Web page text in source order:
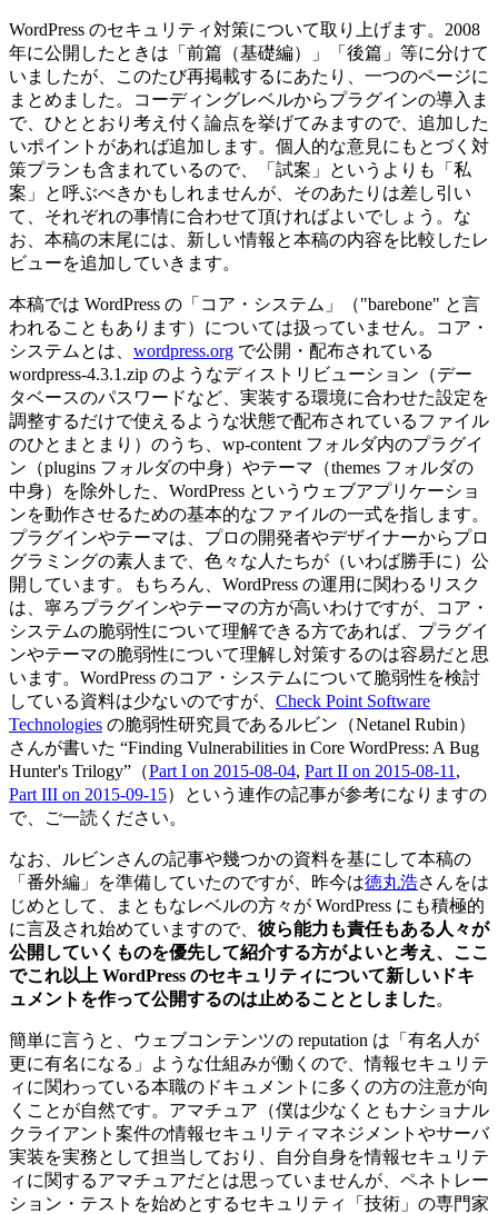
WordPress のセキュリティ対策について取り上げます。2008
年に公開したときは「前篇（基礎編）」「後篇」等に分けて
いましたが、このたび再掲載するにあたり、一つのページに
まとめました。コーディングレベルからプラグインの導入ま
で、ひととおり考え付く論点を挙げてみますので、追加した
いポイントがあれば追加します。個人的な意見にもとづく対
策プランも含まれているので、「試案」というよりも「私
案」と呼ぶべきかもしれませんが、そのあたりは差し引い
て、それぞれの事情に合わせて頂ければよいでしょう。な
お、本稿の末尾には、新しい情報と本稿の内容を比較したレ
ビューを追加していきます。
本稿では WordPress の「コア・システム」（"barebone" と言
われることもあります）については扱っていません。コア・
システムとは、 wordpress.org で公開・配布されている
wordpress-4.3.1.zip のようなディストリビューション（デー
タベースのパスワードなど、実装する環境に合わせた設定を
調整するだけで使えるような状態で配布されているファイル
のひとまとまり）のうち、wp-content フォルダ内のプラグイ
ン（plugins フォルダの中身）やテーマ（themes フォルダの
中身）を除外した、WordPress というウェブアプリケーショ
ンを動作させるための基本的なファイルの一式を指します。
プラグインやテーマは、プロの開発者やデザイナーからプロ
グラミングの素人まで、色々な人たちが（いわば勝手に）公
開しています。もちろん、WordPress の運用に関わるリスク
は、寧ろプラグインやテーマの方が高いわけですが、コア・
システムの脆弱性について理解できる方であれば、プラグイ
ンやテーマの脆弱性について理解し対策するのは容易だと思
います。WordPress のコア・システムについて脆弱性を検討
している資料は少ないのですが、 Check Point Software
Technologies の脆弱性研究員であるルビン（Netanel Rubin）
さんが書いた “Finding Vulnerabilities in Core WordPress: A Bug
Hunter's Trilogy”（Part I on 2015-08-04, Part II on 2015-08-11 ,
Part III on 2015-09-15）という連作の記事が参考になりますの
で、ご一読ください。
なお、ルビンさんの記事や幾つかの資料を基にして本稿の
「番外編」を準備していたのですが、昨今は徳丸浩さんをは
じめとして、まともなレベルの方々が WordPress にも積極的
に言及され始めていますので、 彼ら能力も責任もある人々が
公開していくものを優先して紹介する方がよいと考え、ここ
でこれ以上 WordPress のセキュリティについて新しいドキ
ュメントを作って公開するのは止めることとしました。
簡単に言うと、ウェブコンテンツの reputation は「有名人が
更に有名になる」ような仕組みが働くので、情報セキュリテ
ィに関わっている本職のドキュメントに多くの方の注意が向
くことが自然です。アマチュア（僕は少なくともナショナル
クライアント案件の情報セキュリティマネジメントやサーバ
実装を実務として担当しており、自分自身を情報セキュリテ
ィに関するアマチュアだとは思っていませんが、ペネトレー
ション・テストを始めとするセキュリティ「技術」の専門家